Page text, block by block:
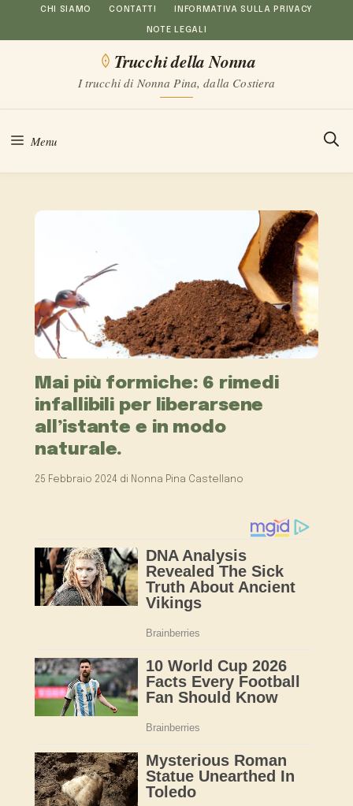
al
CHI SIAMO CONTATTI INFORMATIVA SULLA PRIVACY
NOTE LEGALI
Trucchi della Nonna
I trucchi di Nonna Pina, dalla Costiera
Menu
Mai più formiche: 6 rimedi
infallibili per liberarsene
all’istante e in modo
naturale.
25 Febbraio 2024 di Nonna Pina Castellano